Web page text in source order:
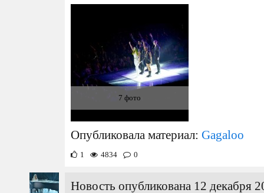
7 фото
Опубликовала материал: Gagaloo
1 4834 0
Новость опубликована 12 декабря